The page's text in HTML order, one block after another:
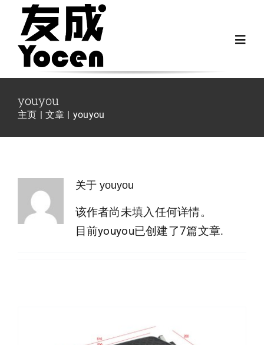
房车配件
youyou
主页 文章 youyou
关于 youyou
该作者尚未填入任何详情。
目前youyou已创建了7篇文章.